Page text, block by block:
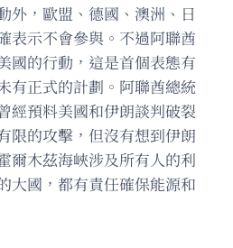
外，歐盟、德國、澳洲、日
表示不會參與。不過阿聯酋
國的行動，這是首個表態有
有正式的計劃。阿聯酋總統
經預料美國和伊朗談判破裂
限的攻擊，但沒有想到伊朗
爾木茲海峽涉及所有人的利
大國，都有責任確保能源和